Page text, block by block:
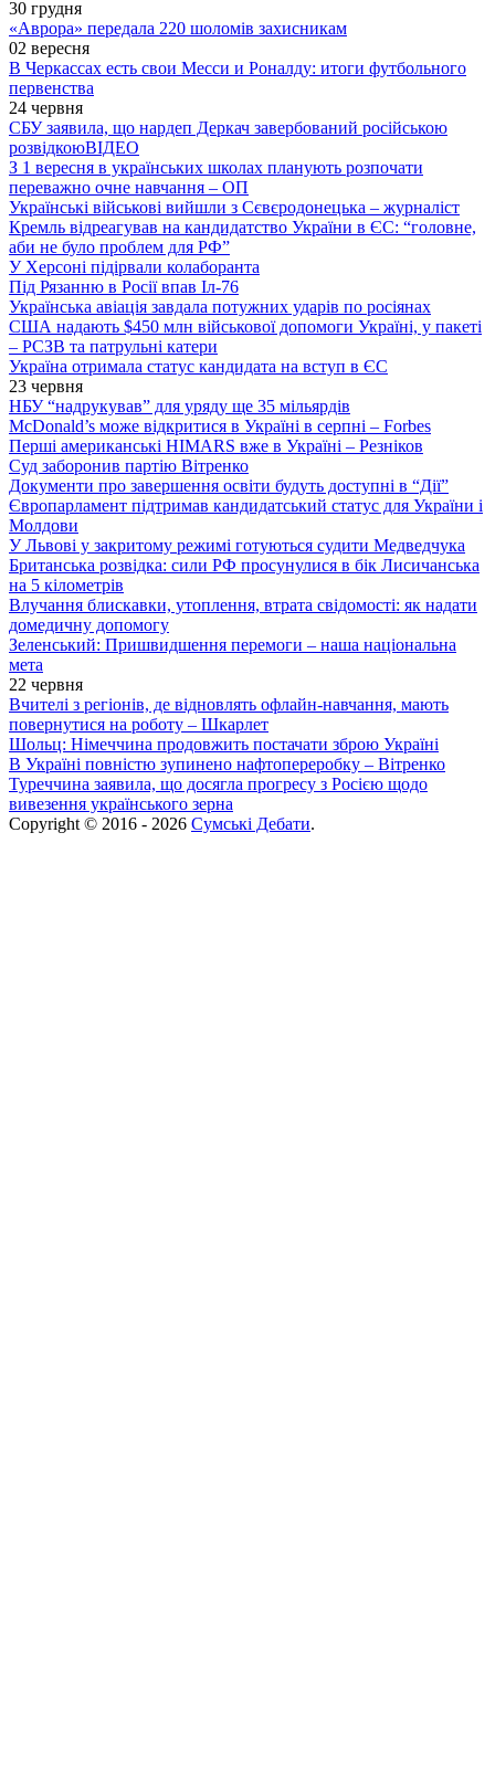
30 грудня
«Аврора» передала 220 шоломів захисникам
02 вересня
В Черкассах есть свои Месси и Роналду: итоги футбольного
первенства
24 червня
СБУ заявила, що нардеп Деркач завербований російською
розвідкоюВІДЕО
З 1 вересня в українських школах планують розпочати
переважно очне навчання – ОП
Українські військові вийшли з Сєвєродонецька – журналіст
Кремль відреагував на кандидатство України в ЄС: “головне,
аби не було проблем для РФ”
У Херсоні підірвали колаборанта
Під Рязанню в Росії впав Іл-76
Українська авіація завдала потужних ударів по росіянах
США надають $450 млн військової допомоги Україні, у пакеті
– РСЗВ та патрульні катери
Україна отримала статус кандидата на вступ в ЄС
23 червня
НБУ “надрукував” для уряду ще 35 мільярдів
McDonald’s може відкритися в Україні в серпні – Forbes
Перші американські HIMARS вже в Україні – Резніков
Суд заборонив партію Вітренко
Документи про завершення освіти будуть доступні в “Дії”
Європарламент підтримав кандидатський статус для України і
Молдови
У Львові у закритому режимі готуються судити Медведчука
Британська розвідка: сили РФ просунулися в бік Лисичанська
на 5 кілометрів
Влучання блискавки, утоплення, втрата свідомості: як надати
домедичну допомогу
Зеленський: Пришвидшення перемоги – наша національна
мета
22 червня
Вчителі з регіонів, де відновлять офлайн-навчання, мають
повернутися на роботу – Шкарлет
Шольц: Німеччина продовжить постачати зброю Україні
В Україні повністю зупинено нафтопереробку – Вітренко
Туреччина заявила, що досягла прогресу з Росією щодо
вивезення українського зерна
Copyright © 2016 - 2026 Сумські Дебати.